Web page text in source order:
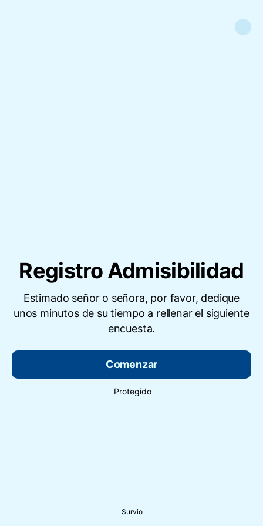
Registro Admisibilidad
Estimado señor o señora, por favor, dedique
unos minutos de su tiempo a rellenar el siguiente
encuesta.
Comenzar
Protegido
Survio